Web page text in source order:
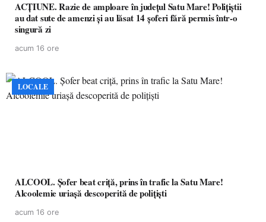
ACȚIUNE. Razie de amploare în județul Satu Mare! Polițiștii
au dat sute de amenzi și au lăsat 14 șoferi fără permis într-o
singură zi
acum 16 ore
LOCALE
ALCOOL. Șofer beat criță, prins în trafic la Satu Mare!
Alcoolemie uriașă descoperită de polițiști
acum 16 ore